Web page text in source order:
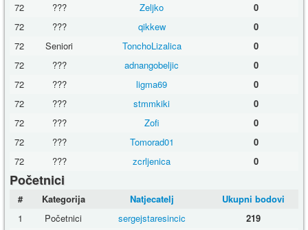
72
??? Zeljko
0
72
??? qikkew
0
72
Seniori TonchoLizalica
0
72
??? adnangobeljic
0
72
??? ligma69
0
72
??? stmmkiki
0
72
??? Zofi
0
72
??? Tomorad01
0
72
??? zcrljenica 0
Početnici
# Kategorija Natjecatelj
Ukupni bodovi
1
Početnici sergejstaresincic
219